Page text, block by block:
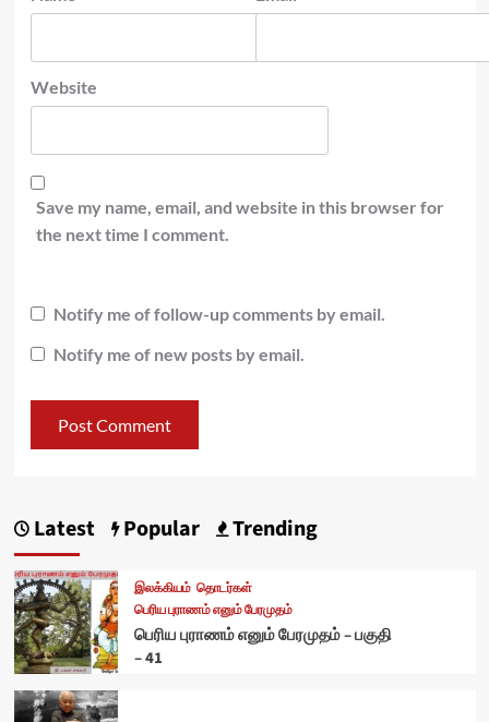
Website
Save my name, email, and website in this browser for
the next time I comment.
Notify me of follow-up comments by email.
Notify me of new posts by email.
Latest Popular Trending
இலக்கியம் தொடர்கள்
பெரிய புராணம் எனும் பேரமுதம்
பெரிய புராணம் எனும் பேரமுதம் – பகுதி
– 41